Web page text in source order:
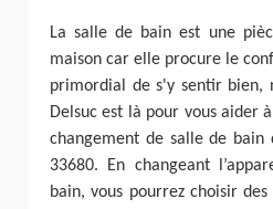
La salle de bain est une
maison car elle procure le
primordial de s'y sentir bien,
Delsuc est là pour vous aider
changement de salle de bain
33680. En changeant
bain, vous pourrez choisir